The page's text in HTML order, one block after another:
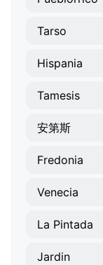
Tarso
Hispania
Tamesis
安第斯
Fredonia
Venecia
La Pintada
Jardin